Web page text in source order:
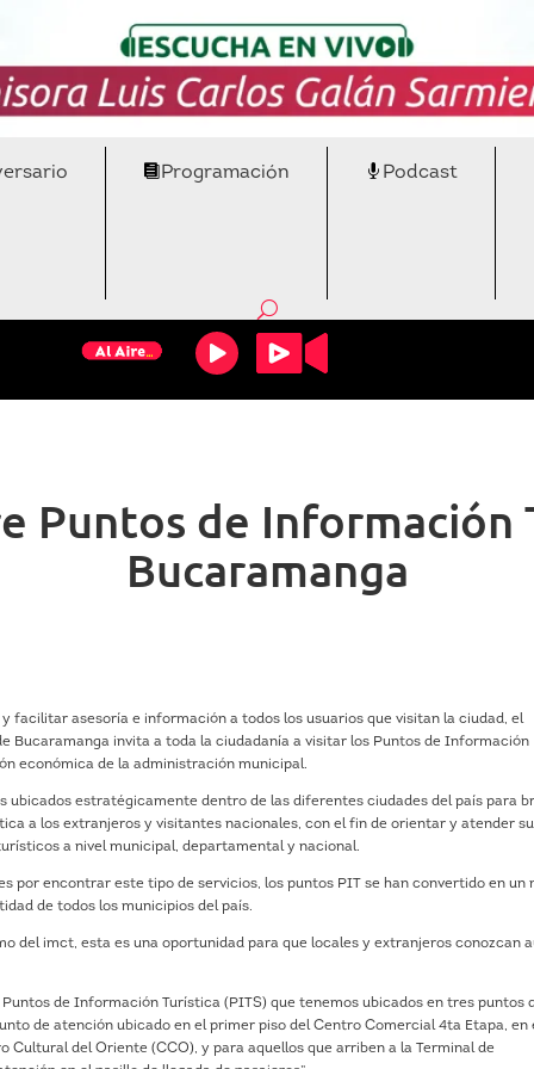
Programación Podcast
Puntos de Información
Bucaramanga
asesoría e información a todos los usuarios que visitan la ciudad, el
Bucaramanga invita a toda la ciudadanía a visitar los Puntos de Información
económica de la administración municipal.
ubicados estratégicamente dentro de las diferentes ciudades del país para
a los extranjeros y visitantes nacionales, con el fin de orientar y atender
a nivel municipal, departamental y nacional.
por encontrar este tipo de servicios, los puntos PIT se han convertido en un
de todos los municipios del país.
del imct, esta es una oportunidad para que locales y extranjeros conozcan
de Información Turística (PITS) que tenemos ubicados en tres puntos
de atención ubicado en el primer piso del Centro Comercial 4ta Etapa, en
del Oriente (CCO), y para aquellos que arriben a la Terminal de